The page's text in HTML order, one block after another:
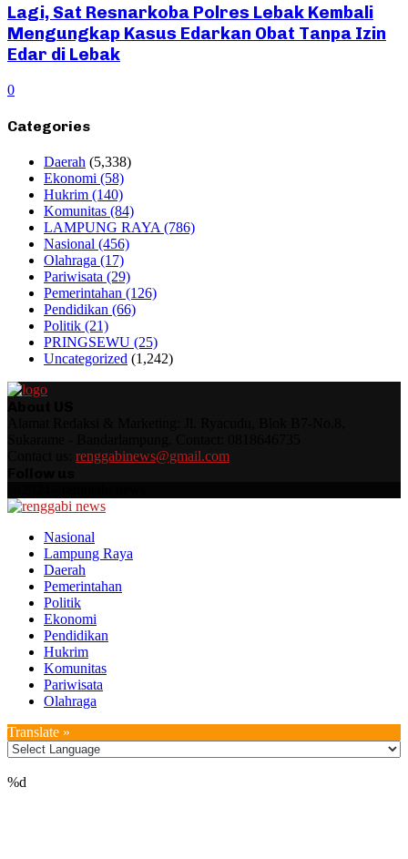
Lagi, Sat Resnarkoba Polres Lebak Kembali
Mengungkap Kasus Edarkan Obat Tanpa Izin
Edar di Lebak
0
Categories
Daerah (5,338)
Ekonomi (58)
Hukrim (140)
Komunitas (84)
LAMPUNG RAYA (786)
Nasional (456)
Olahraga (17)
Pariwisata (29)
Pemerintahan (126)
Pendidikan (66)
Politik (21)
PRINGSEWU (25)
Uncategorized (1,242)
renggabinews@gmail.com
Nasional
Lampung Raya
Daerah
Pemerintahan
Politik
Ekonomi
Pendidikan
Hukrim
Komunitas
Pariwisata
Olahraga
Translate »
%d